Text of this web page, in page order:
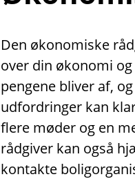
Den økonomiske
over din økonomi
pengene bliver af,
udfordringer kan
flere møder og en
rådgiver kan også
kontakte